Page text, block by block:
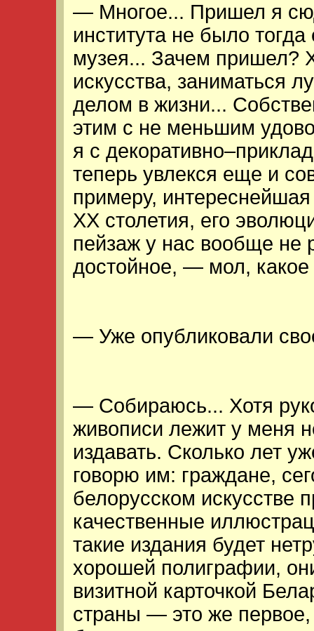
— Многое... Пришел я
института не было
музея... Зачем пришел?
искусства, заниматься
делом в жизни...
этим с не меньшим
я с
теперь увлекся еще и
примеру,
XX столетия, его
пейзаж у нас вообще не
достойное, — мол, какое
— Уже опубликовали
— Собираюсь... Хотя
живописи лежит у меня
издавать. Сколько лет
говорю им: граждане,
белорусском искусстве
качественные
такие издания будет
хорошей полиграфии,
визитной карточкой
страны — это же первое,